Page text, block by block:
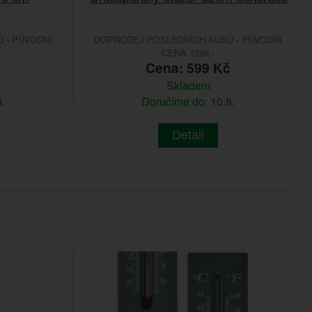
PŮVODNÍ
DOPRODEJ POSLEDNÍCH KUSŮ - PŮVODNÍ
CENA 1299.-
Cena: 599 Kč
Skladem
Doručíme do: 10.8.
Detail